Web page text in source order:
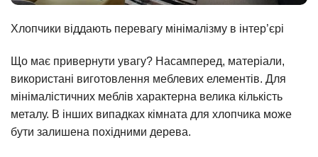
Хлопчики віддають перевагу мінімалізму в інтер’єрі
Що має привернути увагу? Насамперед, матеріали,
використані виготовлення меблевих елементів. Для
мінімалістичних меблів характерна велика кількість
металу. В інших випадках кімната для хлопчика може
бути залишена похідними дерева.